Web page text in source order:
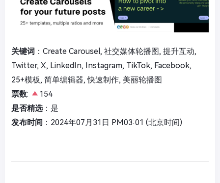
关键词 ：Create Carousel, 社交媒体轮播图, 提升互动,
Twitter, X, LinkedIn, Instagram, TikTok, Facebook,
25+模板, 简单编辑器, 快速制作, 美丽轮播图
票数:
154
是否精选：是
发布时间 ：2024年07月31日 PM03:01 (北京时间)